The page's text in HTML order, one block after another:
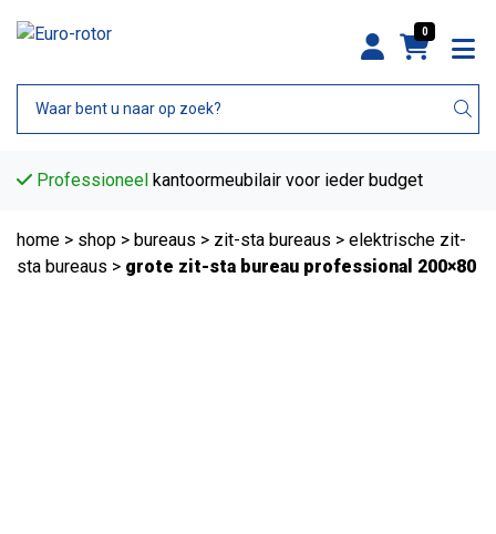
0
Professioneel kantoormeubilair voor ieder budget
home > shop > bureaus > zit-sta bureaus > elektrische zit-
sta bureaus > grote zit-sta bureau professional 200×80